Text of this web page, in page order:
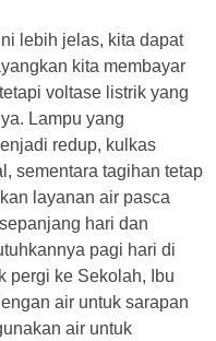
lebih jelas, kita dapat
kita membayar
voltase listrik yang
Lampu yang
redup, kulkas
sementara tagihan tetap
layanan air pasca
hari dan
pagi hari di
pergi ke Sekolah, Ibu
air untuk sarapan
air untuk